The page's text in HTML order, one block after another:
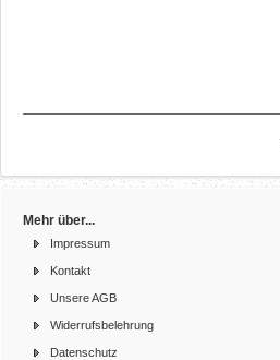
Mehr über...
Impressum
Kontakt
Unsere AGB
Widerrufsbelehrung
Datenschutz